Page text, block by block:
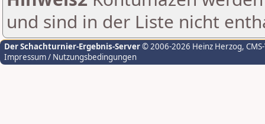
und sind in der Liste nicht
Der Schachturnier-Ergebnis-Server© 2006-2026 Heinz Herzog,
Impressum / Nutzungsbedingungen